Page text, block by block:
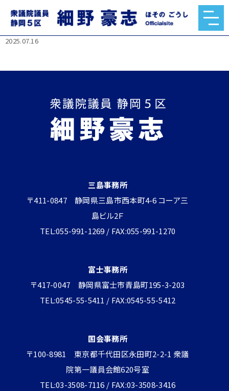
選挙×SNS×外国勢力 民主主義を守るために何が必要か？
【細野豪志10分解説】
2025.07.16
三島事務所
〒411-0847 静岡県三島市西本町4-6 コーア三
島ビル2Ｆ
TEL:055-991-1269 / FAX:055-991-1270
富士事務所
〒417-0047 静岡県富士市青島町195-3-203
TEL:0545-55-5411 / FAX:0545-55-5412
国会事務所
〒100-8981 東京都千代田区永田町2-2-1 衆議
院第一議員会館620号室
TEL:03-3508-7116 / FAX:03-3508-3416